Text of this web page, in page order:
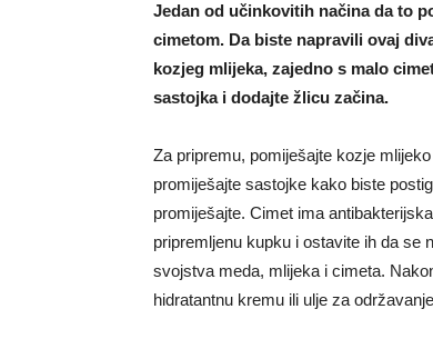
Jedan od učinkovitih načina da to
cimetom. Da biste napravili ovaj
kozjeg mlijeka, zajedno s malo
sastojka i dodajte žlicu začina.
Za pripremu, pomiješajte kozje
promiješajte sastojke kako biste
promiješajte. Cimet ima
pripremljenu kupku i ostavite ih da se
svojstva meda, mlijeka i cimeta.
hidratantnu kremu ili ulje za